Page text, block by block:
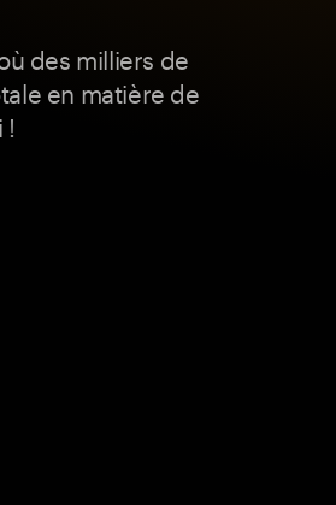
des milliers de
en matière de
!